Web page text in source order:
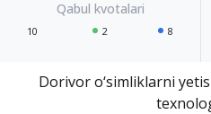
10 2 8
Dorivor o‘simliklarni